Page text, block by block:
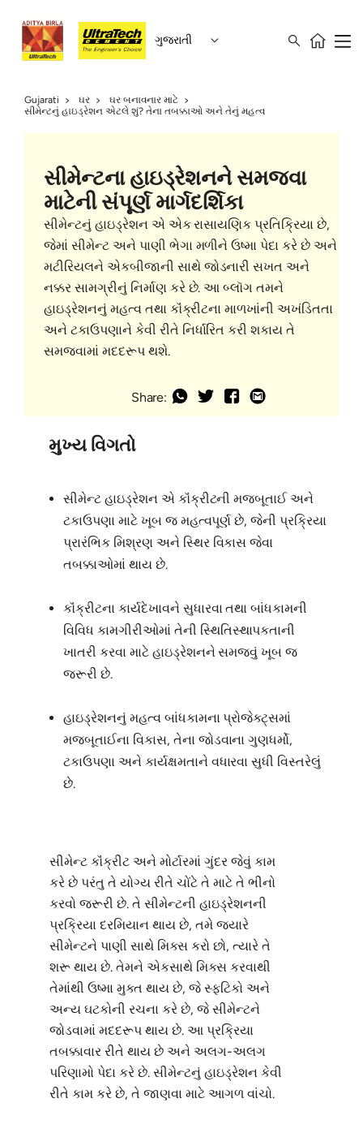
ગુજરાતી
Gujarati ઘર
ઘર બનાવનાર માટે
સીમેન્ટનું હાઇડ્રેશન એટલે શું? તેના તબક્કાઓ અને તેનું મહત્વ
સીમેન્ટના હાઇડ્રેશનને સમજવા
માટેની સંપૂર્ણ માર્ગદર્શિકા
સીમેન્ટનું હાઇડ્રેશન એ એક રાસાયણિક પ્રતિક્રિયા છે,
જેમાં સીમેન્ટ અને પાણી ભેગા મળીને ઉષ્મા પેદા કરે છે અને
મટીરિયલને એકબીજાની સાથે જોડનારી સખત અને
નક્કર સામગ્રીનું નિર્માણ કરે છે. આ બ્લૉગ તમને
હાઇડ્રેશનનું મહત્વ તથા કૉંક્રીટના માળખાંની અખંડિતતા
અને ટકાઉપણાને કેવી રીતે નિર્ધારિત કરી શકાય તે
સમજવામાં મદદરૂપ થશે.
Share:
મુખ્ય વિગતો
સીમેન્ટ હાઇડ્રેશન એ કૉંક્રીટની મજબૂતાઈ અને
ટકાઉપણા માટે ખૂબ જ મહત્વપૂર્ણ છે, જેની પ્રક્રિયા
પ્રારંભિક મિશ્રણ અને સ્થિર વિકાસ જેવા
તબક્કાઓમાં થાય છે.
કૉંક્રીટના કાર્યદેખાવને સુધારવા તથા બાંધકામની
વિવિધ કામગીરીઓમાં તેની સ્થિતિસ્થાપકતાની
ખાતરી કરવા માટે હાઇડ્રેશનને સમજવું ખૂબ જ
જરૂરી છે.
હાઇડ્રેશનનું મહત્વ બાંધકામના પ્રોજેક્ટ્સમાં
મજબૂતાઈના વિકાસ, તેના જોડવાના ગુણધર્મો,
ટકાઉપણા અને કાર્યક્ષમતાને વધારવા સુધી વિસ્તરેલું
છે.
સીમેન્ટ કૉંક્રીટ અને મોર્ટારમાં ગુંદર જેવું કામ
કરે છે પરંતુ તે યોગ્ય રીતે ચોંટે તે માટે તે ભીનો
કરવો જરૂરી છે. તે સીમેન્ટની હાઇડ્રેશનની
પ્રક્રિયા દરમિયાન થાય છે, તમે જ્યારે
સીમેન્ટને પાણી સાથે મિક્સ કરો છો, ત્યારે તે
શરૂ થાય છે. તેમને એકસાથે મિક્સ કરવાથી
તેમાંથી ઉષ્મા મુક્ત થાય છે, જે સ્ફટિકો અને
અન્ય ઘટકોની રચના કરે છે, જે સીમેન્ટને
જોડવામાં મદદરૂપ થાય છે. આ પ્રક્રિયા
તબક્કાવાર રીતે થાય છે અને અલગ-અલગ
પરિણામો પેદા કરે છે. સીમેન્ટનું હાઇડ્રેશન કેવી
રીતે કામ કરે છે, તે જાણવા માટે આગળ વાંચો.